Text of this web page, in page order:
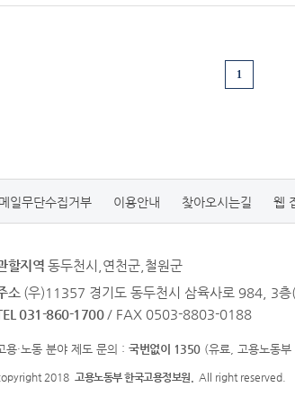
1
일무단수집거부 이용안내 찾아오시는길 웹
할지역 동두천시,연천군,철원군
소 (우)11357 경기도 동두천시 삼육사로 984, 3
031-860-1700 / FAX 0503-8803-0188
용·노동 분야 제도 문의 : 국번없이 1350(유료, 고용노동
2018 고용노동부 한국고용정보원. All right reserved.